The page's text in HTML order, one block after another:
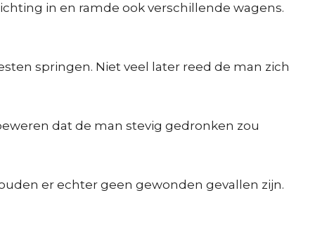
in en ramde ook verschillende wagens.
springen. Niet veel later reed de man zich
dat de man stevig gedronken zou
er echter geen gewonden gevallen zijn.